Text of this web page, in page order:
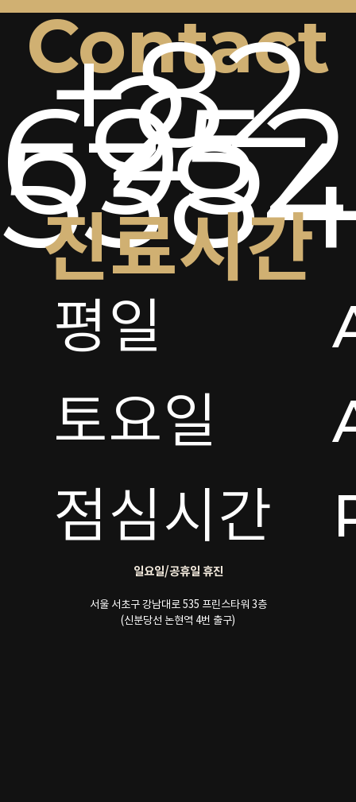
Contact
+82
2-
진료시간
평일
토요일
점심시간
일요일/공휴일 휴진
서울 서초구 강남대로 535 프린스타워 3층
(신분당선 논현역 4번 출구)